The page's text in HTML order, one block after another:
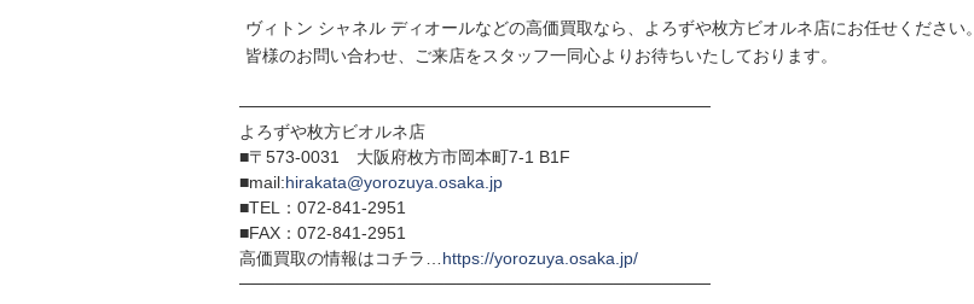
ヴィトン シャネル ディオールなどの高価買取なら、よろずや枚方ビオルネ店にお任せください。
皆様のお問い合わせ、ご来店をスタッフ一同心よりお待ちいたしております。
───────────────────────────────────────
よろずや枚方ビオルネ店
■〒573-0031 大阪府枚方市岡本町7-1 B1F
■mail:hirakata@yorozuya.osaka.jp
■TEL：072-841-2951
■FAX：072-841-2951
高価買取の情報はコチラ… https://yorozuya.osaka.jp/
───────────────────────────────────────